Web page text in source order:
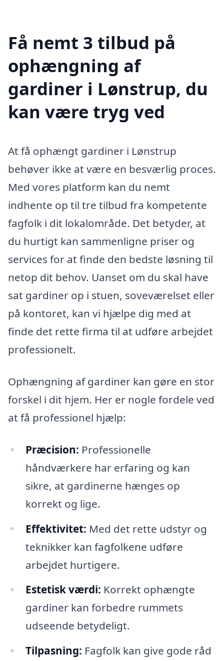
Få nemt 3 tilbud på
ophængning af
gardiner i Lønstrup, du
kan være tryg ved
At få ophængt gardiner i Lønstrup
behøver ikke at være en besværlig proces.
Med vores platform kan du nemt
indhente op til tre tilbud fra kompetente
fagfolk i dit lokalområde. Det betyder, at
du hurtigt kan sammenligne priser og
services for at finde den bedste løsning til
netop dit behov. Uanset om du skal have
sat gardiner op i stuen, soveværelset eller
på kontoret, kan vi hjælpe dig med at
finde det rette firma til at udføre arbejdet
professionelt.
Ophængning af gardiner kan gøre en stor
forskel i dit hjem. Her er nogle fordele ved
at få professionel hjælp:
Præcision: Professionelle
håndværkere har erfaring og kan
sikre, at gardinerne hænges op
korrekt og lige.
Effektivitet: Med det rette udstyr og
teknikker kan fagfolkene udføre
arbejdet hurtigere.
Estetisk værdi: Korrekt ophængte
gardiner kan forbedre rummets
udseende betydeligt.
Tilpasning: Fagfolk kan give gode råd